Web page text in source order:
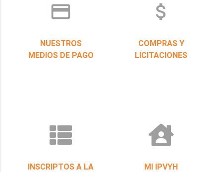
credit_card
NUESTROS
MEDIOS DE PAGO
attach_money
COMPRAS Y
LICITACIONES
INSCRIPTOS A LA
MI IPVYH